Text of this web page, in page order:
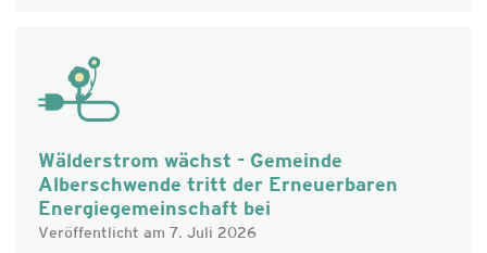
Wälderstrom wächst - Gemeinde
Alberschwende tritt der Erneuerbaren
Energiegemeinschaft bei
Veröffentlicht am 7. Juli 2026